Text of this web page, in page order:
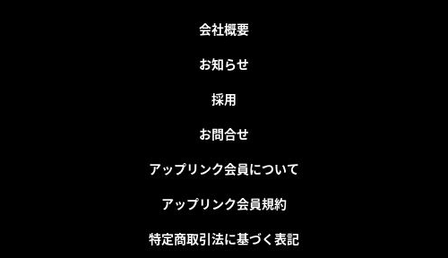
会社概要
お知らせ
採用
お問合せ
アップリンク会員について
アップリンク会員規約
特定商取引法に基づく表記